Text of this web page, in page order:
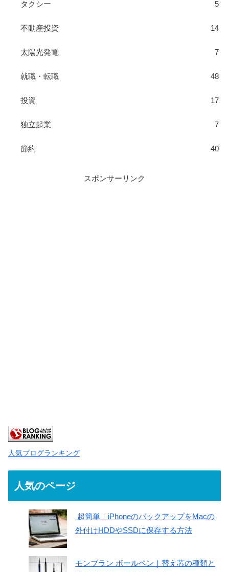
タクシー 5
不動産投資 14
太陽光発電 7
就職・転職 48
投資 17
独立起業 7
節約 40
スポンサーリンク
人気ブログランキング
人気のページ
超簡単｜iPhoneのバックアップをMacの
外付けHDDやSSDに保存する方法
モンブラン ボールペン｜替え芯の種類と